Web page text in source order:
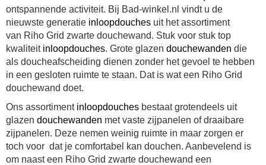
ontspannende activiteit. Bij Bad-winkel.nl vindt u de
nieuwste generatie inloopdouches uit het assortiment
van Riho Grid zwarte douchewand. Stuk voor stuk top
kwaliteit inloopdouches. Grote glazen douchewanden die
als doucheafscheiding dienen zonder het gevoel te hebben
in een gesloten ruimte te staan. Dat is wat een Riho Grid
douchewand doet.
Ons assortiment inloopdouches bestaat grotendeels uit
glazen douchewanden met vaste zijpanelen of draaibare
zijpanelen. Deze nemen weinig ruimte in maar zorgen er
toch voor dat je comfortabel kan douchen. Aanbevelend is
om naast een Riho Grid zwarte douchewand een